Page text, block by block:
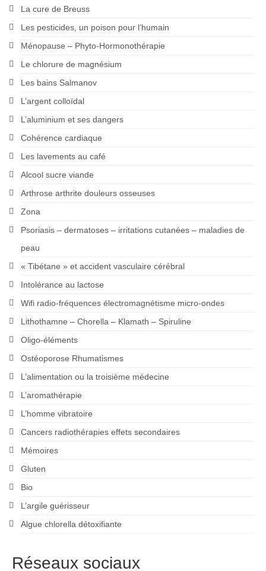
La cure de Breuss
Les pesticides, un poison pour l’humain
Ménopause – Phyto-Hormonothérapie
Le chlorure de magnésium
Les bains Salmanov
L’argent colloïdal
L’aluminium et ses dangers
Cohérence cardiaque
Les lavements au café
Alcool sucre viande
Arthrose arthrite douleurs osseuses
Zona
Psoriasis – dermatoses – irritations cutanées – maladies de
peau
« Tibétane » et accident vasculaire cérébral
Intolérance au lactose
Wifi radio-fréquences électromagnétisme micro-ondes
Lithothamne – Chorella – Klamath – Spiruline
Oligo-éléments
Ostéoporose Rhumatismes
L’alimentation ou la troisième médecine
L’aromathérapie
L’homme vibratoire
Cancers radiothérapies effets secondaires
Mémoires
Gluten
Bio
L’argile guérisseur
Algue chlorella détoxifiante
Réseaux sociaux